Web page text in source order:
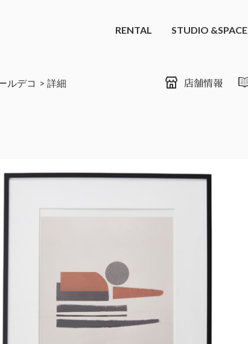
RENTAL STUDIO &SPACE
ルデコ 詳細 店舗情報